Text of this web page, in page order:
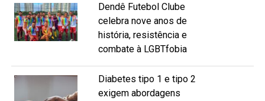
Dendê Futebol Clube
celebra nove anos de
história, resistência e
combate à LGBTfobia
Diabetes tipo 1 e tipo 2
exigem abordagens